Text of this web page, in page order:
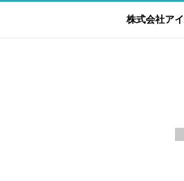
株式会社ア